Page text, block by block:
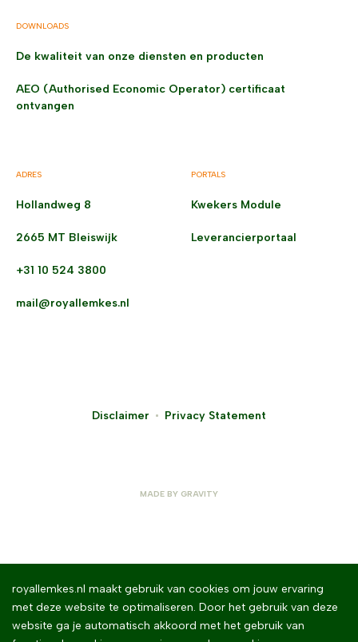
DOWNLOADS
De kwaliteit van onze diensten en producten
AEO (Authorised Economic Operator) certificaat
ontvangen
ADRES
Hollandweg 8
2665 MT Bleiswijk
+31 10 524 3800
mail@royallemkes.nl
PORTALS
Kwekers Module
Leverancierportaal
Disclaimer Privacy Statement
MADE BY GRAVITY
royallemkes.nl maakt gebruik van cookies om jouw ervaring
met deze website te optimaliseren. Door het gebruik van deze
website ga je automatisch akkoord met het gebruik van